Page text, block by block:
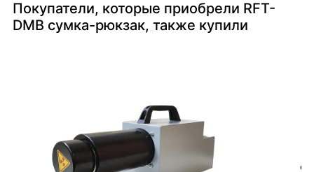
Покупатели, которые приобрели RFT-
DMB сумка-рюкзак, также купили